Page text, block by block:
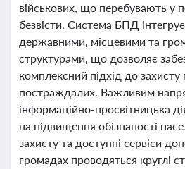
військових, що перебувають у
безвісти. Система БПД
державними, місцевими та
структурами, що дозволяє
комплексний підхід до захисту
постраждалих. Важливим
інформаційно-просвітницька
на підвищення обізнаності
захисту та доступні сервіси
громадах проводяться круглі